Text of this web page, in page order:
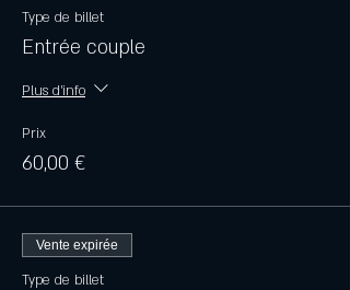
Type de billet
Entrée couple
Plus d'info
Prix
60,00 €
Vente expirée
Type de billet